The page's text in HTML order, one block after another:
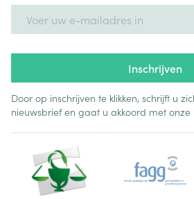
Inschrijven
Door op inschrijven te klikken, schrijft u
nieuwsbrief en gaat u akkoord met onze